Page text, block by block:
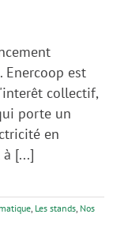
Enercoop est
collectif,
porte un
en
[...]
Les stands Nos